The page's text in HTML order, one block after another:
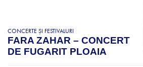
CONCERTE ȘI FESTIVALURI
FARA ZAHAR – CONCERT
DE FUGARIT PLOAIA